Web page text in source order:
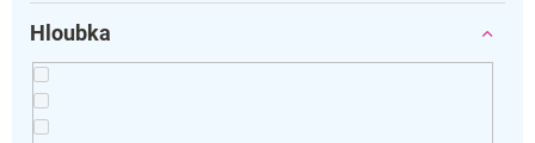
Hloubka